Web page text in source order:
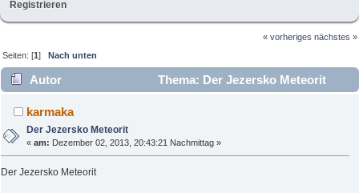
Registrieren
« vorheriges nächstes »
Seiten: [1]Nach unten
Autor
Thema: Der Jezersko Meteorit
(Gelesen 10268 mal)
karmaka
Der Jezersko Meteorit
«am: Dezember 02, 2013, 20:43:21 Nachmittag »
Der Jezersko Meteorit